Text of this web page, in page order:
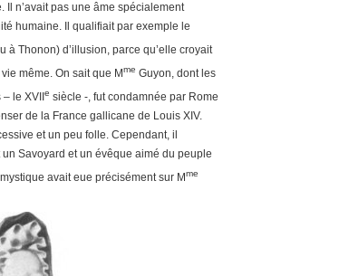
Il n’avait pas une âme spécialement
humaine. Il qualifiait par exemple le
à Thonon) d’illusion, parce qu’elle croyait
même. On sait que Mme Guyon, dont les
le XVII e siècle -, fut condamnée par Rome
de la France gallicane de Louis XIV.
et un peu folle. Cependant, il
Savoyard et un évêque aimé du peuple
avait eue précisément sur Mme